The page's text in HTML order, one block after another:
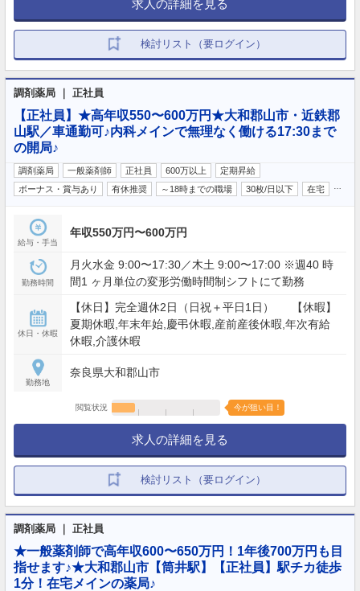
求人の詳細を見る
検討リスト（要ログイン）
調剤薬局 ｜ 正社員
【正社員】★高年収550〜600万円★大和郡山市・近鉄郡
山駅／車通勤可♪内科メインで無理なく働ける17:30まで
の開局♪
調剤薬局 一般薬剤師 正社員 600万以上
定期昇給
ボーナス・賞与あり
有休推奨 ～18時までの職場 30枚/日以下 在宅
給与・手当
年収550万円〜600万円
勤務時間
月火水金 9:00〜17:30／木土 9:00〜17:00 ※週40 時
間1 ヶ月単位の変形労働時間制シフトにて勤務
休日・休暇
【休日】完全週休2日（日祝＋平日1日） 【休暇】
夏期休暇,年末年始,慶弔休暇,産前産後休暇,年次有給
休暇,介護休暇
勤務地
奈良県大和郡山市
閲覧状況 今が狙い目！
求人の詳細を見る
検討リスト（要ログイン）
調剤薬局 ｜ 正社員
★一般薬剤師で高年収600〜650万円！1年後700万円も目
指せます♪★大和郡山市【筒井駅】【正社員】駅チカ徒歩
1分！在宅メインの薬局♪